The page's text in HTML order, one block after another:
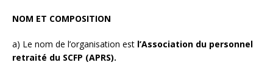
NOM ET COMPOSITION
a) Le nom de l’organisation est l’Association du personnel
retraité du SCFP (APRS).